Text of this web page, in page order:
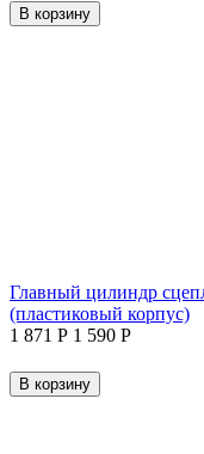
В корзину
Главный цилиндр
(пластиковый корпус)
1 871 Р 1 590 Р
В корзину